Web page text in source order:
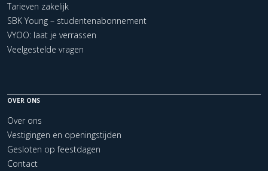
Tarieven zakelijk
SBK Young – studentenabonnement
VYOO: laat je verrassen
Veelgestelde vragen
OVER ONS
Over ons
Vestigingen en openingstijden
Gesloten op feestdagen
Contact